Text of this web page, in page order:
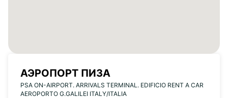
АЭРОПОРТ ПИЗА
PSA ON-AIRPORT. ARRIVALS TERMINAL. EDIFICIO RENT A CAR
AEROPORTO G.GALILEI ITALY/ITALIA